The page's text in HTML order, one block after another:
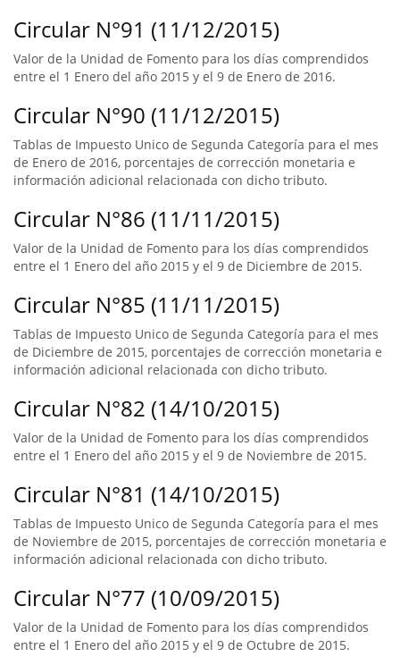
Circular N°91 (11/12/2015)
Valor de la Unidad de Fomento para los días comprendidos
entre el 1 Enero del año 2015 y el 9 de Enero de 2016.
Circular N°90 (11/12/2015)
Tablas de Impuesto Unico de Segunda Categoría para el mes
de Enero de 2016, porcentajes de corrección monetaria e
información adicional relacionada con dicho tributo.
Circular N°86 (11/11/2015)
Valor de la Unidad de Fomento para los días comprendidos
entre el 1 Enero del año 2015 y el 9 de Diciembre de 2015.
Circular N°85 (11/11/2015)
Tablas de Impuesto Unico de Segunda Categoría para el mes
de Diciembre de 2015, porcentajes de corrección monetaria e
información adicional relacionada con dicho tributo.
Circular N°82 (14/10/2015)
Valor de la Unidad de Fomento para los días comprendidos
entre el 1 Enero del año 2015 y el 9 de Noviembre de 2015.
Circular N°81 (14/10/2015)
Tablas de Impuesto Unico de Segunda Categoría para el mes
de Noviembre de 2015, porcentajes de corrección monetaria e
información adicional relacionada con dicho tributo.
Circular N°77 (10/09/2015)
Valor de la Unidad de Fomento para los días comprendidos
entre el 1 Enero del año 2015 y el 9 de Octubre de 2015.